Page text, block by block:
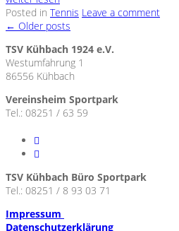
Posted in Tennis Leave a comment
← Older posts
TSV Kühbach 1924 e.V.
Westumfahrung 1
86556 Kühbach
Vereinsheim Sportpark
Tel.: 08251 / 63 59
TSV Kühbach Büro Sportpark
Tel.: 08251 / 8 93 03 71
Impressum
Datenschutzerklärung